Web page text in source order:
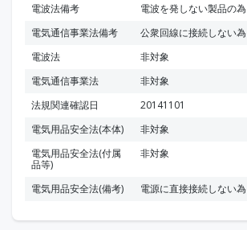
電波法備考
電波を発しない製品の為
電気通信事業法備考
公衆回線に接続しない為
電波法
非対象
電気通信事業法
非対象
法規関連確認日
20141101
電気用品安全法(本体)
非対象
電気用品安全法(付属
品等)
非対象
電気用品安全法(備考) 電源に直接接続しない為